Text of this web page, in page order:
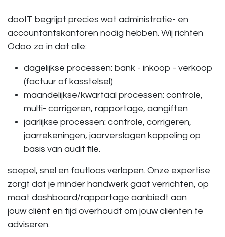
dooIT begrijpt precies wat administratie- en
accountantskantoren nodig hebben. Wij richten
Odoo zo in dat alle:
dagelijkse processen: bank - inkoop - verkoop
(factuur of kasstelsel)
maandelijkse/kwartaal processen: controle,
multi- corrigeren, rapportage, aangiften
jaarlijkse processen: controle, corrigeren,
jaarrekeningen, jaarverslagen koppeling op
basis van audit file.
soepel, snel en foutloos verlopen. Onze expertise
zorgt dat je minder handwerk gaat verrichten, op
maat dashboard/rapportage aanbiedt aan
jouw cliënt en tijd overhoudt om jouw cliënten te
adviseren.